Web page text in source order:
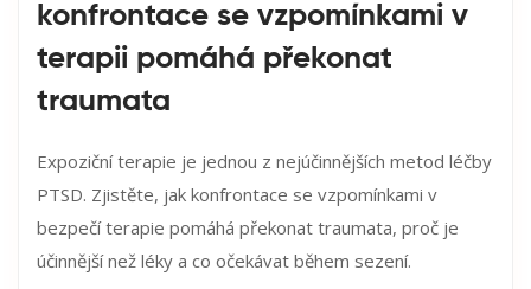
konfrontace se vzpomínkami v
terapii pomáhá překonat
traumata
Expoziční terapie je jednou z nejúčinnějších metod léčby
PTSD. Zjistěte, jak konfrontace se vzpomínkami v
bezpečí terapie pomáhá překonat traumata, proč je
účinnější než léky a co očekávat během sezení.